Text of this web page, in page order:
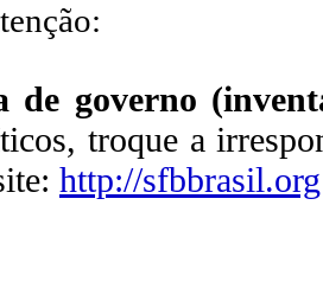
de governo
troque a
http://sfbbrasil.org